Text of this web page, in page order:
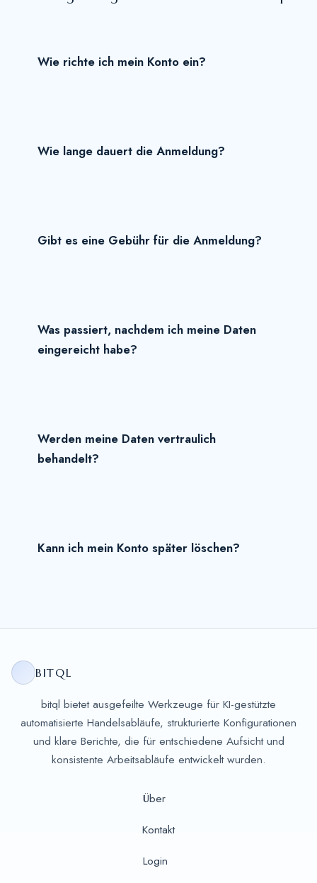
Wie richte ich mein Konto ein?
Wie lange dauert die Anmeldung?
Gibt es eine Gebühr für die Anmeldung?
Was passiert, nachdem ich meine Daten
eingereicht habe?
Werden meine Daten vertraulich
behandelt?
Kann ich mein Konto später löschen?
BITQL
bitql bietet ausgefeilte Werkzeuge für KI-gestützte
automatisierte Handelsabläufe, strukturierte Konfigurationen
und klare Berichte, die für entschiedene Aufsicht und
konsistente Arbeitsabläufe entwickelt wurden.
Über
Kontakt
Login